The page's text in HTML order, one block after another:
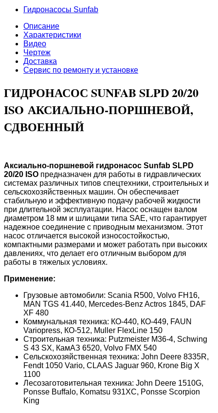
Гидронасосы Sunfab
Описание
Характеристики
Видео
Чертеж
Доставка
Сервис по ремонту и установке
ГИДРОНАСОС SUNFAB SLPD 20/20
ISO АКСИАЛЬНО-ПОРШНЕВОЙ,
СДВОЕННЫЙ
Аксиально-поршневой гидронасос Sunfab SLPD
20/20 ISO предназначен для работы в гидравлических
системах различных типов спецтехники, строительных и
сельскохозяйственных машин. Он обеспечивает
стабильную и эффективную подачу рабочей жидкости
при длительной эксплуатации. Насос оснащен валом
диаметром 18 мм и шлицами типа SAE, что гарантирует
надежное соединение с приводным механизмом. Этот
насос отличается высокой износостойкостью,
компактными размерами и может работать при высоких
давлениях, что делает его отличным выбором для
работы в тяжелых условиях.
Применение:
Грузовые автомобили: Scania R500, Volvo FH16,
MAN TGS 41.440, Mercedes-Benz Actros 1845, DAF
XF 480
Коммунальная техника: КО-440, КО-449, FAUN
Variopress, КО-512, Muller FlexLine 150
Строительная техника: Putzmeister M36-4, Schwing
S 43 SX, КамАЗ 6520, Volvo FMX 540
Сельскохозяйственная техника: John Deere 8335R,
Fendt 1050 Vario, CLAAS Jaguar 960, Krone Big X
1100
Лесозаготовительная техника: John Deere 1510G,
Ponsse Buffalo, Komatsu 931XC, Ponsse Scorpion
King